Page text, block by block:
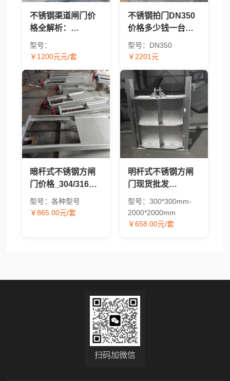
不锈钢渠道闸门价
格全解析：
BQZM/QZM/CBZ/304/
太阳能型号报价对
南
型号：
￥1200元元/套
不锈钢拍门DN350
价格多少钱一台？
2026年报价及价格
因素解析
型号：DN350
￥2201元
暗杆式不锈钢方闸
门价格_304/316方
形水工闸门现货供
应
型号：各种型号
￥865.00元/套
明杆式不锈钢方闸
门现货批发
_304/316材质方形
水工闸门价格
型号：300*300mm-
2000*2000mm
￥658.00元/套
扫码加微信